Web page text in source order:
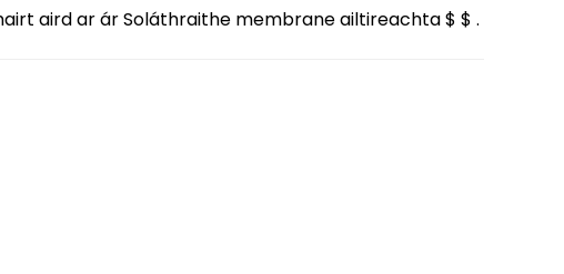
aird ar árSoláthraithe membrane ailtireachta $ $ .